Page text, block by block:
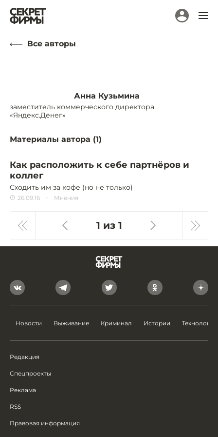
Все авторы
Анна Кузьмина
заместитель коммерческого директора
«Яндекс.Денег»
Материалы автора (1)
Как расположить к себе партнёров и
коллег
Сходить им за кофе (но не только)
26.09.16 Мнения
1 из 1
Новости Выживание Криминал Истории Технологии
Редакция
Спецпроекты
Реклама
RSS
Правовая информация